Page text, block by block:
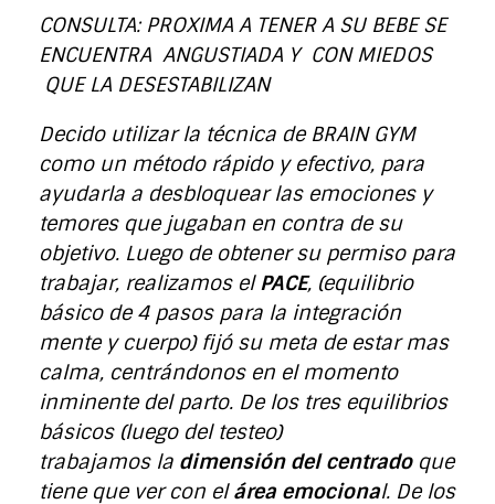
CONSULTA: PROXIMA A TENER A SU BEBE SE
ENCUENTRA ANGUSTIADA Y CON MIEDOS
QUE LA DESESTABILIZAN
Decido utilizar la técnica de BRAIN GYM
como un método rápido y efectivo, para
ayudarla a desbloquear las emociones y
temores que jugaban en contra de su
objetivo. Luego de obtener su permiso para
trabajar, realizamos elPACE, (equilibrio
básico de 4 pasos para la integración
mente y cuerpo) fijó su meta de estar mas
calma, centrándonos en el momento
inminente del parto. De los tres equilibrios
básicos (luego del testeo)
trabajamos la dimensión del centrado que
tiene que ver con elárea emocional. De los